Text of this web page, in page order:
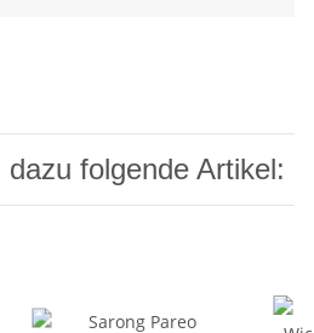
folgende Artikel: